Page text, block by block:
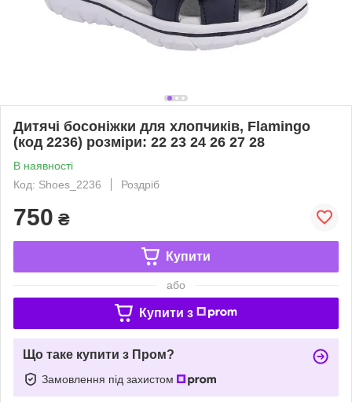
Дитячі босоніжки для хлопчиків, Flamingo
(код 2236) розміри: 22 23 24 26 27 28
В наявності
Код: Shoes_2236
Роздріб
750 ₴
Купити
або
Купити з
Що таке купити з Пром?
Замовлення під захистом